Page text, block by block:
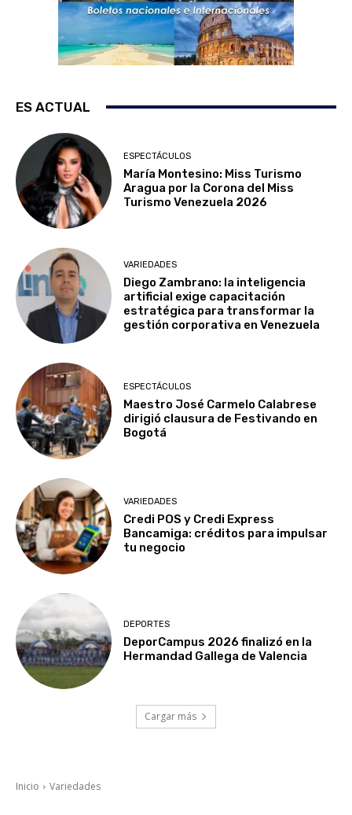
ES ACTUAL
ESPECTÁCULOS
María Montesino: Miss Turismo
Aragua por la Corona del Miss
Turismo Venezuela 2026
VARIEDADES
Diego Zambrano: la inteligencia
artificial exige capacitación
estratégica para transformar la
gestión corporativa en Venezuela
ESPECTÁCULOS
Maestro José Carmelo Calabrese
dirigió clausura de Festivando en
Bogotá
VARIEDADES
Credi POS y Credi Express
Bancamiga: créditos para impulsar
tu negocio
DEPORTES
DeporCampus 2026 finalizó en la
Hermandad Gallega de Valencia
Cargar más